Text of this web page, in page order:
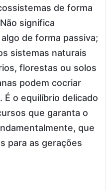
de forma
significa
de forma passiva;
sistemas naturais
florestas ou solos
podem cocriar
É o equilíbrio delicado
que garanta o
que
para as gerações